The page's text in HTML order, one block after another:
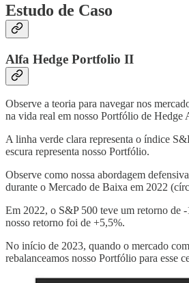
Estudo de Caso
Alfa Hedge Portfolio II
Observe a teoria para navegar nos
na vida real em nosso Portfólio de Hedge
A linha verde clara representa o índice
escura representa nosso Portfólio.
Observe como nossa abordagem
durante o Mercado de Baixa em 2022
Em 2022, o S&P 500 teve um retorno de
nosso retorno foi de +5,5%.
No início de 2023, quando o mercado
rebalanceamos nosso Portfólio para esse